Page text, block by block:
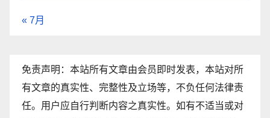
« 7月
免责声明：本站所有文章由会员即时发表，本站对所
有文章的真实性、完整性及立场等，不负任何法律责
任。用户应自行判断内容之真实性。如有不适当或对